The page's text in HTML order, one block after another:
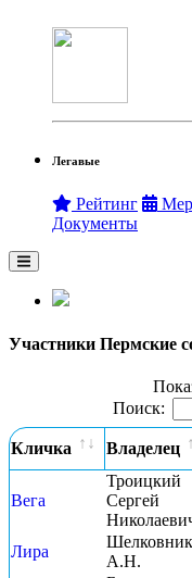
Легавые
Рейтинг
Документы
Участники Пермские
Поиск:
Кличка Владелец
Вега
Троицкий
Сергей
Лира
А.Н.